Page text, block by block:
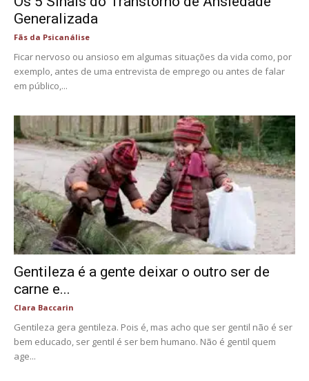
Generalizada
Fãs da Psicanálise
Ficar nervoso ou ansioso em algumas situações da vida como, por
exemplo, antes de uma entrevista de emprego ou antes de falar
em público,...
Gentileza é a gente deixar o outro ser de
carne e...
Clara Baccarin
Gentileza gera gentileza. Pois é, mas acho que ser gentil não é ser
bem educado, ser gentil é ser bem humano. Não é gentil quem
age...